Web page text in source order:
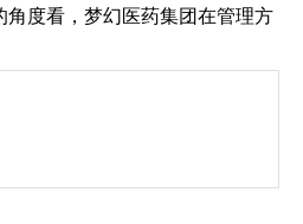
度看，梦幻医药集团在管理方